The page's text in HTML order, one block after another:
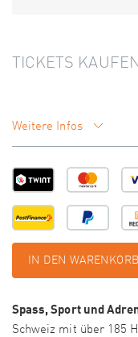
TICKETS KAUFEN
Weitere Infos
IN DEN WARENKORB
Spass, Sport und
Schweiz mit über 185